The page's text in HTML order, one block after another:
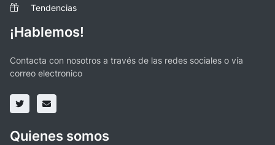
Tendencias
¡Hablemos!
Contacta con nosotros a través de las redes sociales o vía
correo electronico
Quienes somos